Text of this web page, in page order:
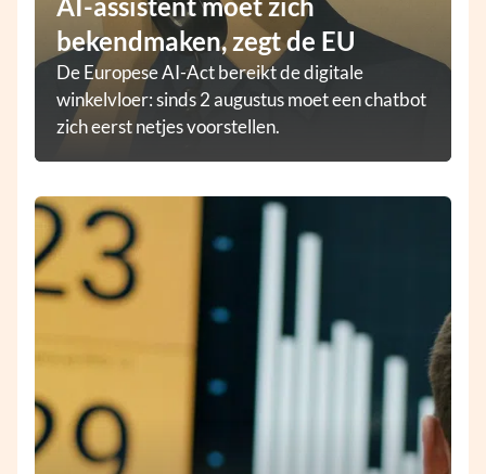
bekendmaken, zegt de EU
De Europese AI-Act bereikt de digitale
winkelvloer: sinds 2 augustus moet een chatbot
zich eerst netjes voorstellen.